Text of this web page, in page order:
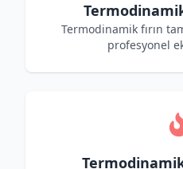
Termodinamik fırın
profesyonel